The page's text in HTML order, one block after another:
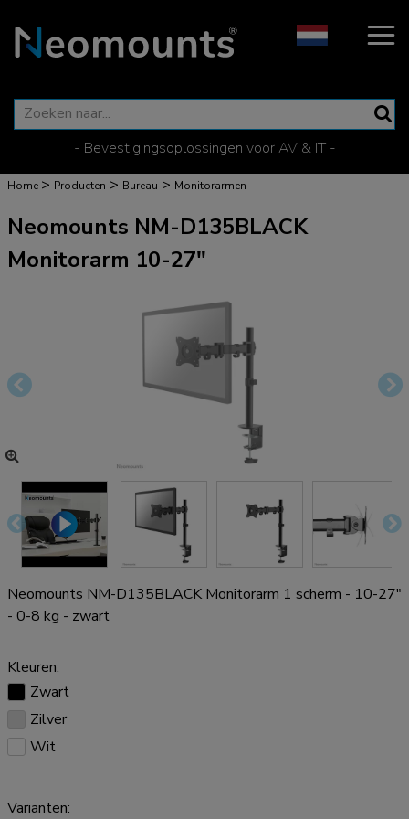
- Bevestigingsoplossingen voor AV & IT -
Home > Producten > Bureau > Monitorarmen
Neomounts NM-D135BLACK
Monitorarm 10-27"
Neomounts NM-D135BLACK Monitorarm 1 scherm - 10-27"
- 0-8 kg - zwart
Kleuren:
Zwart
Zilver
Wit
Varianten: